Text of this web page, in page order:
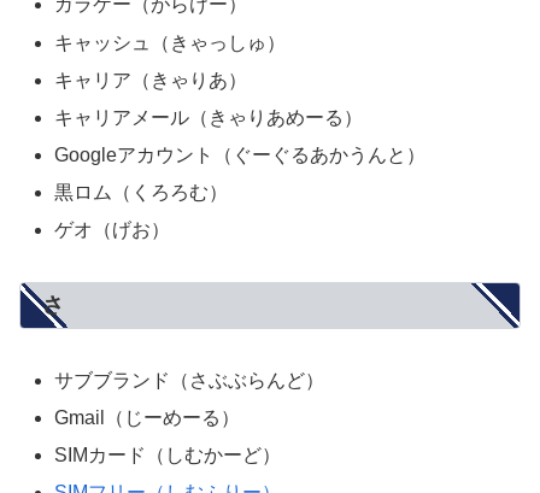
ガラケー（がらけー）
キャッシュ（きゃっしゅ）
キャリア（きゃりあ）
キャリアメール（きゃりあめーる）
Googleアカウント（ぐーぐるあかうんと）
黒ロム（くろろむ）
ゲオ（げお）
さ
サブブランド（さぶぶらんど）
Gmail（じーめーる）
SIMカード（しむかーど）